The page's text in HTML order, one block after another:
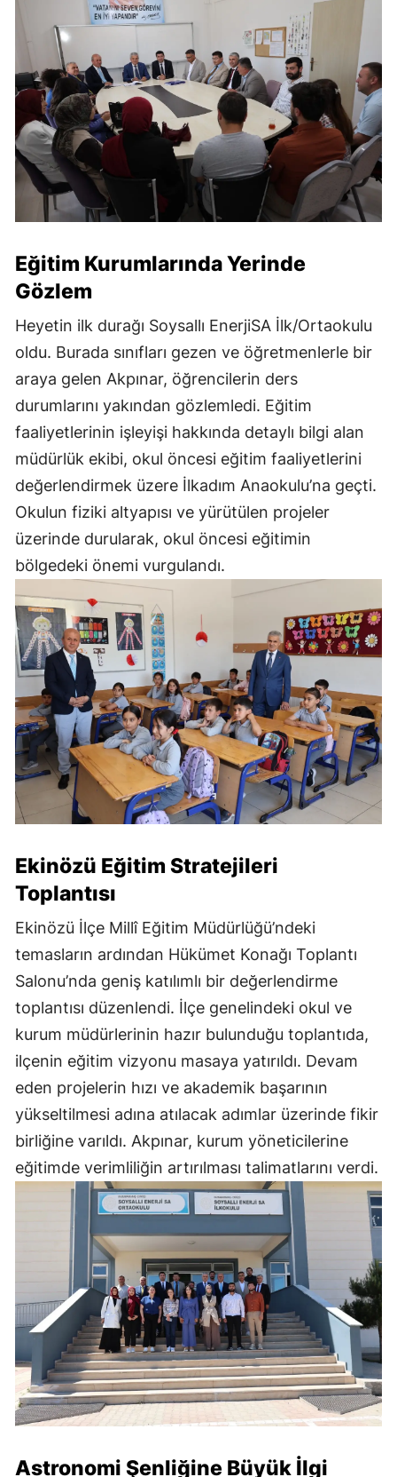
Eğitim Kurumlarında Yerinde
Gözlem
Heyetin ilk durağı Soysallı EnerjiSA İlk/Ortaokulu
oldu. Burada sınıfları gezen ve öğretmenlerle bir
araya gelen Akpınar, öğrencilerin ders
durumlarını yakından gözlemledi. Eğitim
faaliyetlerinin işleyişi hakkında detaylı bilgi alan
müdürlük ekibi, okul öncesi eğitim faaliyetlerini
değerlendirmek üzere İlkadım Anaokulu’na geçti.
Okulun fiziki altyapısı ve yürütülen projeler
üzerinde durularak, okul öncesi eğitimin
bölgedeki önemi vurgulandı.
Ekinözü Eğitim Stratejileri
Toplantısı
Ekinözü İlçe Millî Eğitim Müdürlüğü’ndeki
temasların ardından Hükümet Konağı Toplantı
Salonu’nda geniş katılımlı bir değerlendirme
toplantısı düzenlendi. İlçe genelindeki okul ve
kurum müdürlerinin hazır bulunduğu toplantıda,
ilçenin eğitim vizyonu masaya yatırıldı. Devam
eden projelerin hızı ve akademik başarının
yükseltilmesi adına atılacak adımlar üzerinde fikir
birliğine varıldı. Akpınar, kurum yöneticilerine
eğitimde verimliliğin artırılması talimatlarını verdi.
Astronomi Şenliğine Büyük İlgi